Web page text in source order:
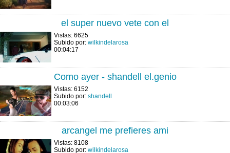
el super nuevo vete con el
Vistas: 6625
Subido por: wilkindelarosa
00:04:17
Como ayer - shandell el.genio
Vistas: 6152
Subido por: shandell
00:03:06
arcangel me prefieres ami
Vistas: 8108
Subido por: wilkindelarosa